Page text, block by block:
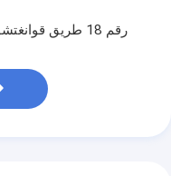
رقم 18 طريق